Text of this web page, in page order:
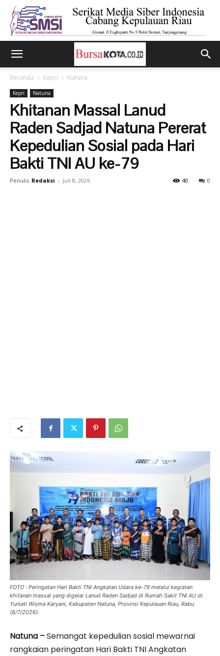
Beranda Kepri Natuna
Kepri Natuna
Khitanan Massal Lanud
Raden Sadjad Natuna Pererat
Kepedulian Sosial pada Hari
Bakti TNI AU ke-79
Penulis Redaksi - Juli 8, 2026 0
40
FOTO : Peringatan Hari Bakti TNI Angkatan Udara ke-79 melalui kegiatan
khitanan massal yang digelar Lanud Raden Sadjad di Rumah Sakit TNI AU dr.
Yuniati Wisma Karyani, Kabupaten Natuna, Provinsi Kepulauan Riau, Rabu
(8/7/2026).
Natuna –Semangat kepedulian sosial mewarnai
rangkaian peringatan Hari Bakti TNI Angkatan